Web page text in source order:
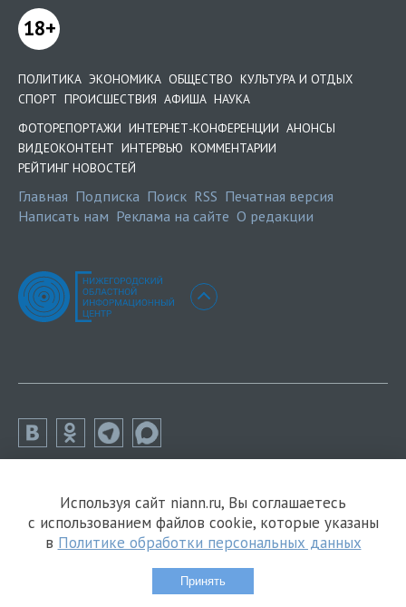
18+
ПОЛИТИКА ЭКОНОМИКА ОБЩЕСТВО КУЛЬТУРА И ОТДЫХ
СПОРТ ПРОИСШЕСТВИЯ АФИША НАУКА
ФОТОРЕПОРТАЖИ ИНТЕРНЕТ-КОНФЕРЕНЦИИ АНОНСЫ
ВИДЕОКОНТЕНТ ИНТЕРВЬЮ КОММЕНТАРИИ
РЕЙТИНГ НОВОСТЕЙ
Главная Подписка Поиск RSS Печатная версия
Написать нам Реклама на сайте О редакции
Используя сайт niann.ru, Вы соглашаетесь
с использованием файлов cookie, которые указаны
в Политике обработки персональных данных
Принять